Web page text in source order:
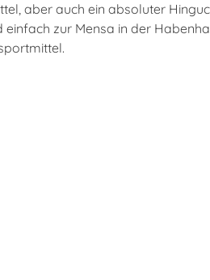
aber auch ein absoluter
zur Mensa in der